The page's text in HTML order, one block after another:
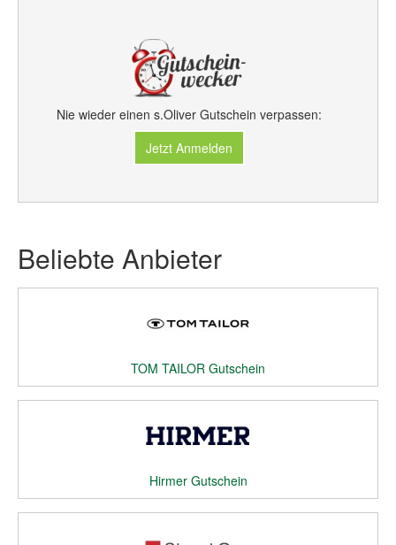
Nie wieder einen s.Oliver Gutschein verpassen:
Jetzt Anmelden
Beliebte Anbieter
TOM TAILOR Gutschein
Hirmer Gutschein